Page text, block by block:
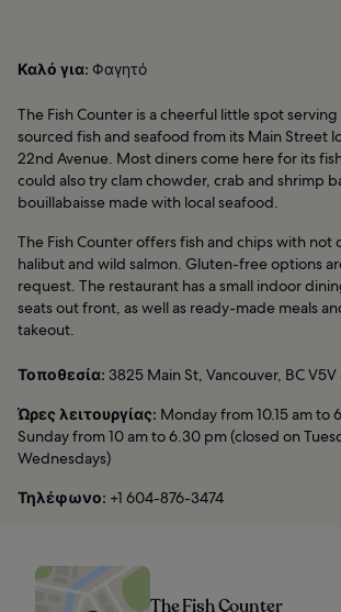
Καλό για: Φαγητό
The Fish Counter is a cheerful little spot
sourced fish and seafood from its Main Street
22nd Avenue. Most diners come here for its
could also try clam chowder, crab and shrimp
bouillabaisse made with local seafood.
The Fish Counter offers fish and chips with not
halibut and wild salmon. Gluten-free options
request. The restaurant has a small indoor
seats out front, as well as ready-made meals
takeout.
Τοποθεσία: 3825 Main St, Vancouver, BC V5V
Ώρες λειτουργίας: Monday from 10.15 am to
Sunday from 10 am to 6.30 pm (closed on
Wednesdays)
Τηλέφωνο: +1 604-876-3474
The Fish Counter